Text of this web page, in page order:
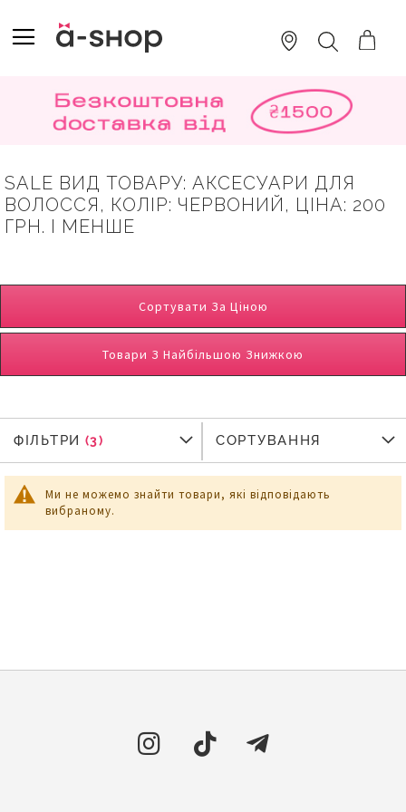
TO
CONTENT
ПОШУК
SALE ВИД ТОВАРУ: АКСЕСУАРИ ДЛЯ
ВОЛОССЯ, КОЛІР: ЧЕРВОНИЙ, ЦІНА: 200
ГРН. І МЕНШЕ
Сортувати За Ціною
Товари З Найбільшою Знижкою
Ми не можемо знайти товари, які відповідають
вибраному.
ФІЛЬТРИ
ФІЛЬТРИ СОРТУВАННЯ